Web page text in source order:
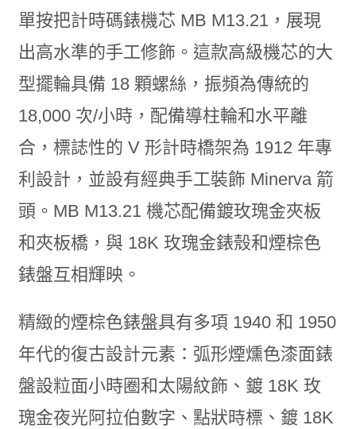
單按把計時碼錶機芯 MB M13.21，展現
出高水準的手工修飾。這款高級機芯的大
型擺輪具備 18 顆螺絲，振頻為傳統的
18,000 次/小時，配備導柱輪和水平離
合，標誌性的 V 形計時橋架為 1912 年專
利設計，並設有經典手工裝飾 Minerva 箭
頭。MB M13.21 機芯配備鍍玫瑰金夾板
和夾板橋，與 18K 玫瑰金錶殼和煙棕色
錶盤互相輝映。
精緻的煙棕色錶盤具有多項 1940 和 1950
年代的復古設計元素：弧形煙燻色漆面錶
盤設粒面小時圈和太陽紋飾、鍍 18K 玫
瑰金夜光阿拉伯數字、點狀時標、鍍 18K